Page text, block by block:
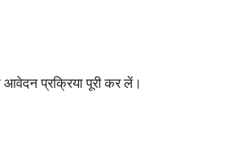
आवेदन प्रक्रिया पूरी कर लें।